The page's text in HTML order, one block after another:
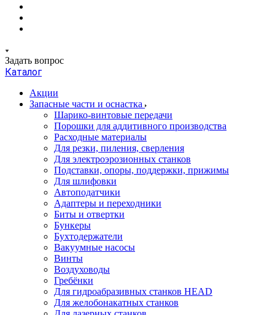
Задать вопрос
Каталог
Акции
Запасные части и оснастка
Шарико-винтовые передачи
Порошки для аддитивного производства
Расходные материалы
Для резки, пиления, сверления
Для электроэрозионных станков
Подставки, опоры, поддержки, прижимы
Для шлифовки
Автоподатчики
Адаптеры и переходники
Биты и отвертки
Бункеры
Бухтодержатели
Вакуумные насосы
Винты
Воздуховоды
Гребёнки
Для гидроабразивных станков HEAD
Для желобонакатных станков